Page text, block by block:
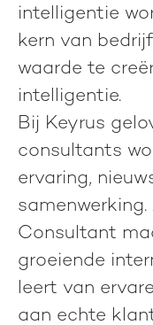
intelligentie
kern van
waarde te
intelligentie.
Bij Keyrus
consultants
ervaring,
samenwerking.
Consultant
groeiende
leert van
aan echte